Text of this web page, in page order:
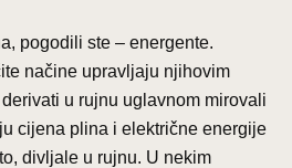
pogodili ste – energente.
načine upravljaju njihovim
u rujnu uglavnom mirovali
cijena plina i električne energije
divljale u rujnu. U nekim